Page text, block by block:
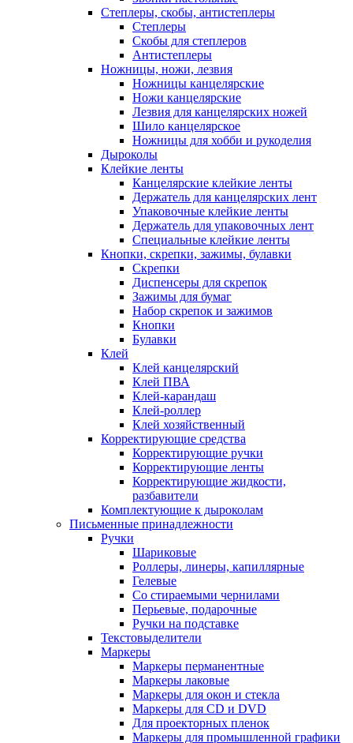
Степлеры, скобы, антистеплеры
Степлеры
Скобы для степлеров
Антистеплеры
Ножницы, ножи, лезвия
Ножницы канцелярские
Ножи канцелярские
Лезвия для канцелярских ножей
Шило канцелярское
Ножницы для хобби и рукоделия
Дыроколы
Клейкие ленты
Канцелярские клейкие ленты
Держатель для канцелярских лент
Упаковочные клейкие ленты
Держатель для упаковочных лент
Специальные клейкие ленты
Кнопки, скрепки, зажимы, булавки
Скрепки
Диспенсеры для скрепок
Зажимы для бумаг
Набор скрепок и зажимов
Кнопки
Булавки
Клей
Клей канцелярский
Клей ПВА
Клей-карандаш
Клей-роллер
Клей хозяйственный
Корректирующие средства
Корректирующие ручки
Корректирующие ленты
Корректирующие жидкости,
разбавители
Комплектующие к дыроколам
Письменные принадлежности
Ручки
Шариковые
Роллеры, линеры, капиллярные
Гелевые
Со стираемыми чернилами
Перьевые, подарочные
Ручки на подставке
Текстовыделители
Маркеры
Маркеры перманентные
Маркеры лаковые
Маркеры для окон и стекла
Маркеры для CD и DVD
Для проекторных пленок
Маркеры для промышленной графики